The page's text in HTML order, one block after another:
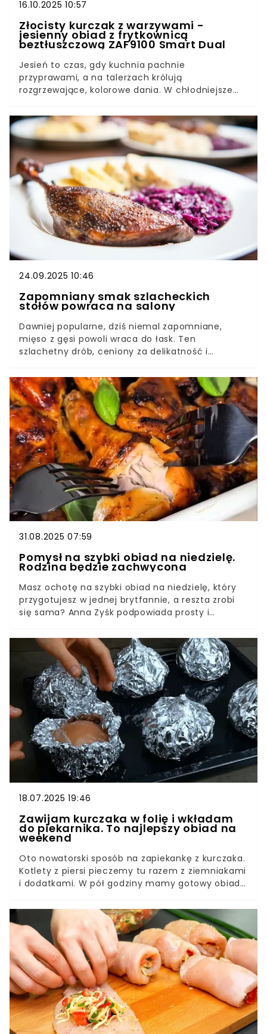
16.10.2025 10:57
Złocisty kurczak z warzywami -
jesienny obiad z frytkownicą
beztłuszczową ZAF9100 Smart Dual
Jesień to czas, gdy kuchnia pachnie
przyprawami, a na talerzach królują
rozgrzewające, kolorowe dania. W chłodniejsze
chrupiącym kurczakiem i pieczonymi warzywami.
Dzięki nowoczesnym sprzętom, takim jak
frytkownica beztłuszczowa Zelmer ZAF9100 Smart
Dual, przygotowanie takiego posiłku jest szybsze,
prostsze i zdrowsze niż kiedykolwiek.
24.09.2025 10:46
Zapomniany smak szlacheckich
stołów powraca na salony
Dawniej popularne, dziś niemal zapomniane,
mięso z gęsi powoli wraca do łask. Ten
szlachetny drób, ceniony za delikatność i
wykwintnych potraw na królewskich dworach.
Szczególnie ceniony w okolicach jesiennych
świąt, czeka na ponowne odkrycie przez
współczesnych smakoszy.
31.08.2025 07:59
Pomysł na szybki obiad na niedzielę.
Rodzina będzie zachwycona
Masz ochotę na szybki obiad na niedzielę, który
przygotujesz w jednej brytfannie, a reszta zrobi
się sama? Anna Zyśk podpowiada prosty i
zmienią zwykłe mięso w soczyste, lekko pikantne
kąski. Ty zyskasz więcej czasu dla rodziny, a
domownicy – powód do zachwytów już po
pierwszym kęsie.
18.07.2025 19:46
Zawijam kurczaka w folię i wkładam
do piekarnika. To najlepszy obiad na
weekend
Oto nowatorski sposób na zapiekankę z kurczaka.
Kotlety z piersi pieczemy tu razem z ziemniakami
i dodatkami. W pół godziny mamy gotowy obiad